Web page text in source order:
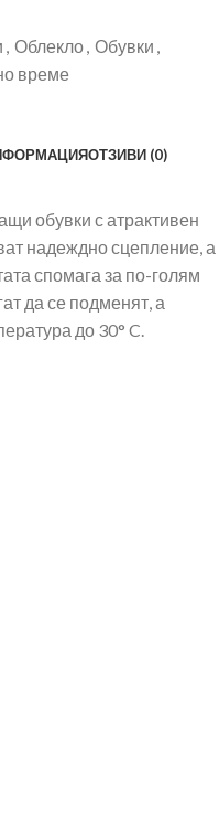
, Облекло, Обувки ,
време
ОТЗИВИ (0)
обувки с атрактивен
надеждно сцепление, а
спомага за по-голям
да се подменят, а
до 30° C.